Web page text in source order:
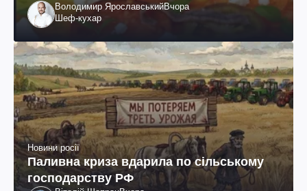
Володимир ЯрославськийВчора
Шеф-кухар
Новини росії
Паливна криза вдарила по сільському
господарству РФ